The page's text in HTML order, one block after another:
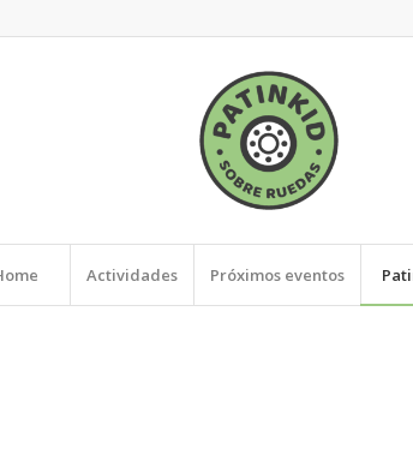
Actividades Próximos eventos